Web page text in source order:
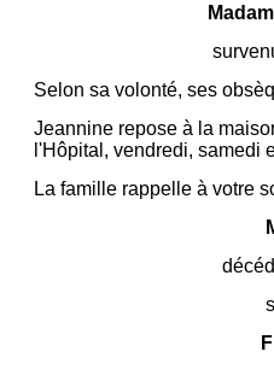
survenu jeudi 25
Selon sa volonté, ses
Jeannine repose à la
l'Hôpital, vendredi, samedi
La famille rappelle à votre
décédé en
sa